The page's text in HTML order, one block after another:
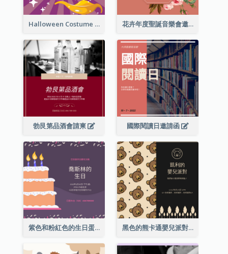
Halloween Costume Party Invitation 花卉年度聖誕音樂會邀請函
勃艮第品酒會請柬 國際閱讀日邀請函
紫色和粉紅色的生日蛋糕插圖聚會請柬 黑色的熊卡通嬰兒派對請柬